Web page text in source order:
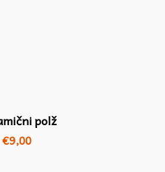
polž
€9,00